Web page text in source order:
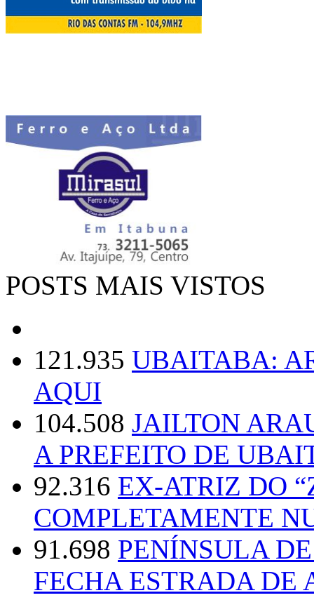
POSTS MAIS VISTOS
121.935 UBAITABA:
AQUI
104.508 JAILTON
A PREFEITO DE
92.316 EX-ATRIZ DO
COMPLETAMENTE
91.698 PENÍNSULA
FECHA ESTRADA DE